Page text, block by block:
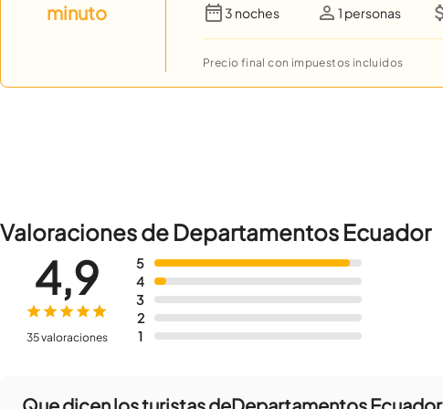
minuto
3 noches 1 personas
Precio final con impuestos incluidos
Valoraciones de Departamentos Ecuador
5
4
3
2
1
4,9
35 valoraciones